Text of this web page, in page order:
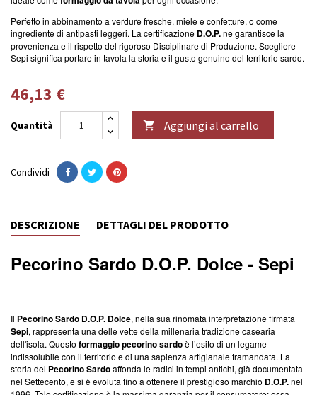
Perfetto in abbinamento a verdure fresche, miele e confetture, o come
ingrediente di antipasti leggeri. La certificazione D.O.P.ne garantisce la
provenienza e il rispetto del rigoroso Disciplinare di Produzione. Scegliere
Sepi significa portare in tavola la storia e il gusto genuino del territorio sardo.
46,13 €
Quantità  Aggiungi al carrello
Condividi
DESCRIZIONE DETTAGLI DEL PRODOTTO
Pecorino Sardo D.O.P. Dolce - Sepi
Il Pecorino Sardo D.O.P. Dolce, nella sua rinomata interpretazione firmata
Sepi, rappresenta una delle vette della millenaria tradizione casearia
dell'isola. Questo formaggio pecorino sardoè l’esito di un legame
indissolubile con il territorio e di una sapienza artigianale tramandata. La
storia del Pecorino Sardoaffonda le radici in tempi antichi, già documentata
nel Settecento, e si è evoluta fino a ottenere il prestigioso marchio D.O.P.nel